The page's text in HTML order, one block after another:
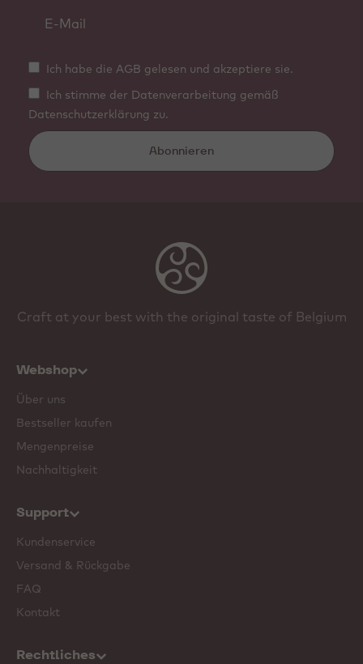
Ich habe die AGB gelesen und akzeptiere sie.
Ich stimme der Datenverarbeitung gemäß
Datenschutzerklärung zu.
Abonnieren
Craft at your best with the original taste of Belgium
Webshop
Über uns
Bestseller kaufen
Mengenpreise
Nachhaltigkeit
Support
Kundenservice
Versand & Rückgabe
FAQ
Kontakt
Rechtliches